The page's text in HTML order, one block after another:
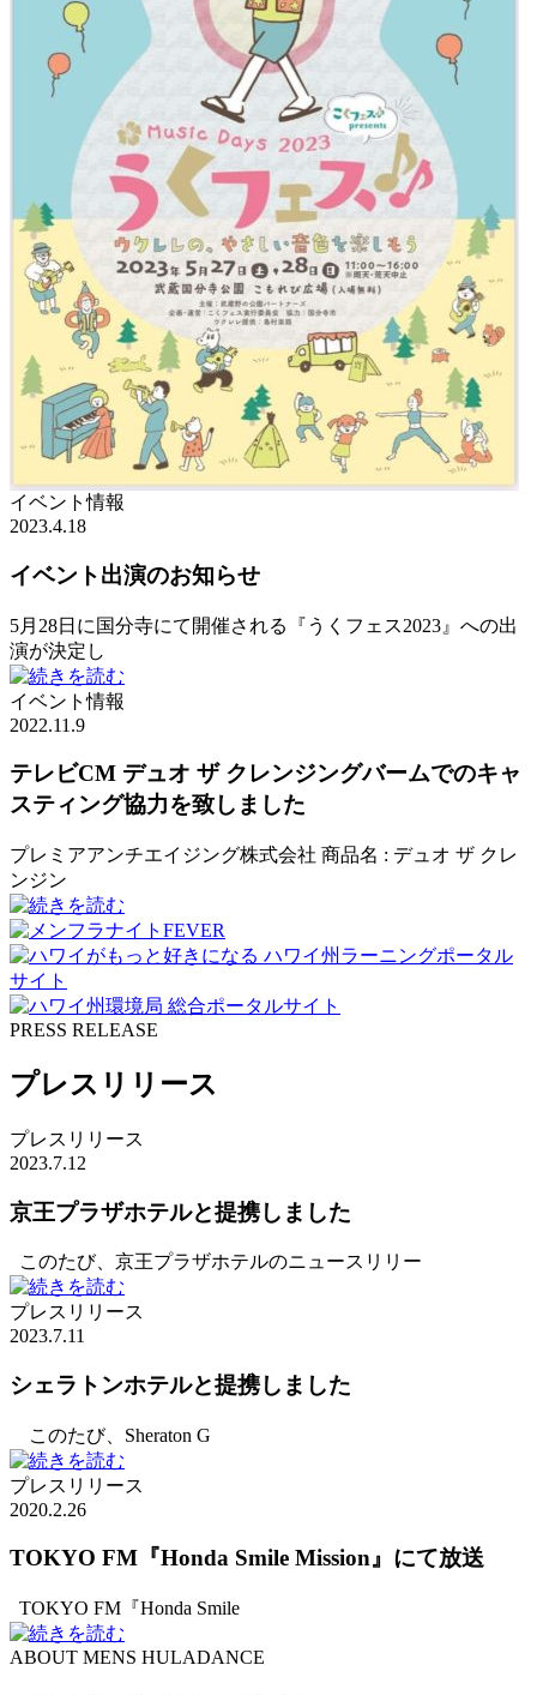
イベント情報
2023.4.18
イベント出演のお知らせ
5月28日に国分寺にて開催される『うくフェス2023』への出
演が決定し
イベント情報
2022.11.9
テレビCM デュオ ザ クレンジングバームでのキャ
スティング協力を致しました
プレミアアンチエイジング株式会社 商品名 : デュオ ザ クレ
ンジン
PRESS RELEASE
プレスリリース
プレスリリース
2023.7.12
京王プラザホテルと提携しました
このたび、京王プラザホテルのニュースリリー
プレスリリース
2023.7.11
シェラトンホテルと提携しました
このたび、Sheraton G
プレスリリース
2020.2.26
TOKYO FM『Honda Smile Mission』にて放送
TOKYO FM『Honda Smile
ABOUT MENS HULADANCE